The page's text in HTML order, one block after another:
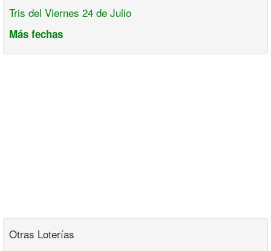
Tris del Viernes 24 de Julio
Más fechas
Otras Loterías